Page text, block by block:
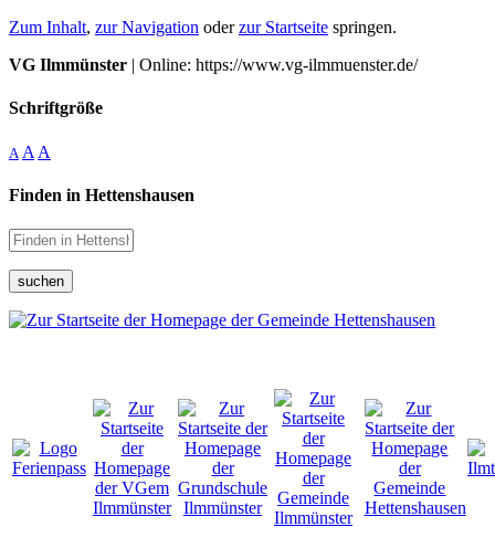
Zum Inhalt, zur Navigation oderzur Startseite springen.
VG Ilmmünster | Online: https://www.vg-ilmmuenster.de/
Schriftgröße
A A A
Finden in Hettenshausen
suchen